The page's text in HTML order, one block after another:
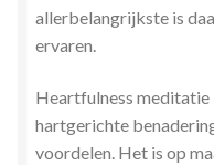
allerbelangrijkste is
ervaren.
Heartfulness meditatie
hartgerichte
voordelen. Het is op